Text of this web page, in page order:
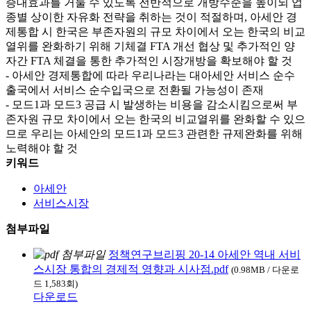
증대효과를 거둘 수 있도록 전반적으로 개방수준을 높이되 업
종별 상이한 자유화 전략을 취하는 것이 적절하며, 아세안 경
제통합 시 한국은 부존자원의 규모 차이에서 오는 한국의 비교
열위를 완화하기 위해 기체결 FTA 개선 협상 및 추가적인 양
자간 FTA 체결을 통한 추가적인 시장개방을 확보해야 할 것
- 아세안 경제통합에 따라 우리나라는 대아세안 서비스 순수
출국에서 서비스 순수입국으로 전환될 가능성이 존재
- 모드1과 모드3 공급 시 발생하는 비용을 감소시킴으로써 부
존자원 규모 차이에서 오는 한국의 비교열위를 완화할 수 있으
므로 우리는 아세안의 모드1과 모드3 관련한 규제완화를 위해
노력해야 할 것
키워드
아세안
서비스시장
첨부파일
정책연구브리핑 20-14 아세안 역내 서비
스시장 통합의 경제적 영향과 시사점.pdf (0.98MB / 다운로
드 1,583회)
다운로드